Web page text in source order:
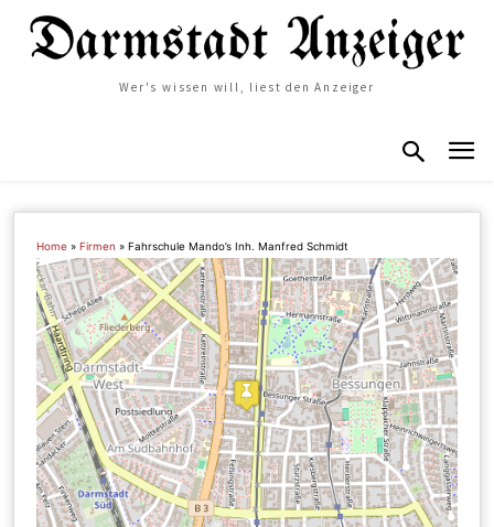
Wer's wissen will, liest den Anzeiger
Home »Firmen »Fahrschule Mando’s Inh. Manfred Schmidt